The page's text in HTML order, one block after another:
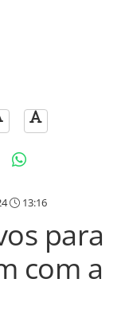
13:16
para
com a